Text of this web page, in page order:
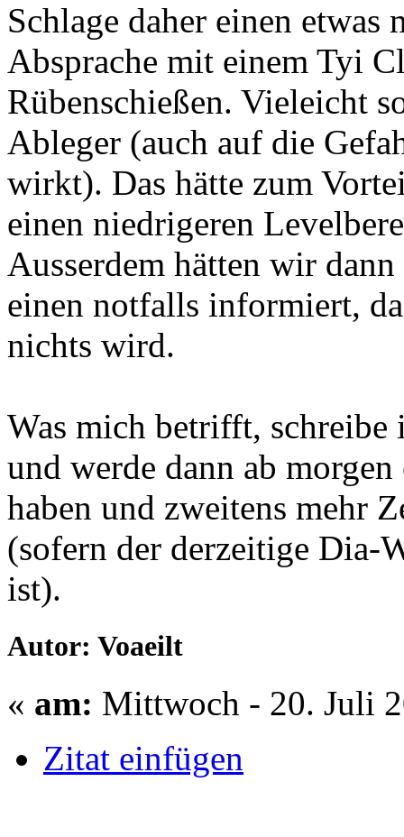
Schlage daher einen
Absprache mit einem Tyi
Rübenschießen. Vieleicht
Ableger (auch auf die
wirkt). Das hätte zum
einen niedrigeren
Ausserdem hätten wir
einen notfalls informiert,
nichts wird.
Was mich betrifft, schreibe
und werde dann ab
haben und zweitens mehr
(sofern der derzeitige Dia-
ist).
Autor: Voaeilt
« am: Mittwoch - 20. Juli
Zitat einfügen